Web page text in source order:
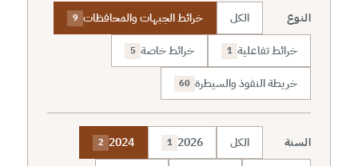
النوع الكل خرائط الجبهات والمحافظات 9
خرائط تفاعلية 1 خرائط خاصة 5
خريطة النفوذ والسيطرة 60
السنة الكل 2026
1
2024
2